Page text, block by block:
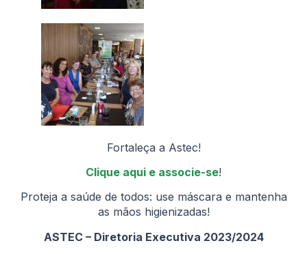
Fortaleça a Astec!
Clique aqui e associe-se!
Proteja a saúde de todos: use máscara e mantenha
as mãos higienizadas!
ASTEC – Diretoria Executiva 2023/2024